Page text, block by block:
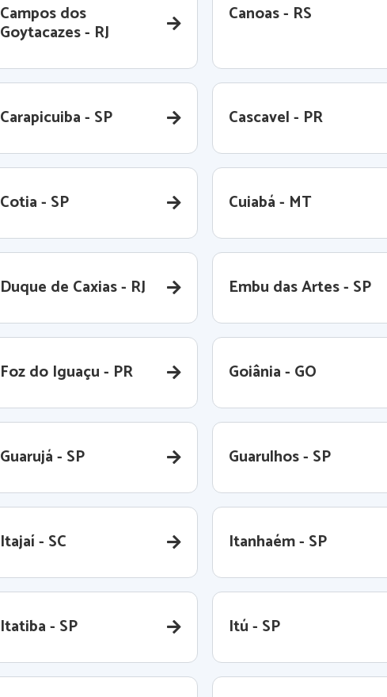
Campos dos
Goytacazes - RJ
Canoas - RS
Carapicuiba - SP Cascavel - PR
Cotia - SP Cuiabá - MT
Duque de Caxias - RJ Embu das Artes - SP
Foz do Iguaçu - PR Goiânia - GO
Guarujá - SP Guarulhos - SP
Itajaí - SC Itanhaém - SP
Itatiba - SP Itú - SP